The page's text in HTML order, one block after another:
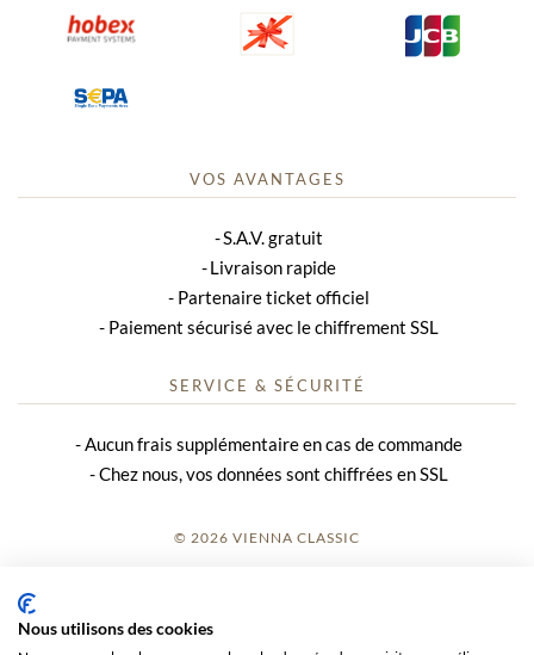
VOS AVANTAGES
S.A.V. gratuit
Livraison rapide
Partenaire ticket officiel
Paiement sécurisé avec le chiffrement SSL
SERVICE & SÉCURITÉ
Aucun frais supplémentaire en cas de commande
Chez nous, vos données sont chiffrées en SSL
© 2026 VIENNA CLASSIC
Nous utilisons des cookies